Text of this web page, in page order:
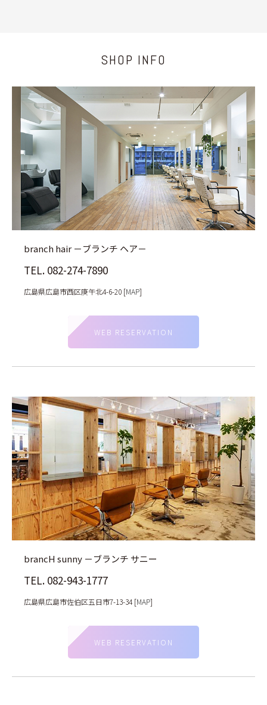
SHOP INFO
branch hair －ブランチ ヘア－
TEL. 082-274-7890
広島県広島市西区庚午北4-6-20 [MAP]
WEB RESERVATION
brancH sunny －ブランチ サニー
TEL. 082-943-1777
広島県広島市佐伯区五日市7-13-34 [MAP]
WEB RESERVATION